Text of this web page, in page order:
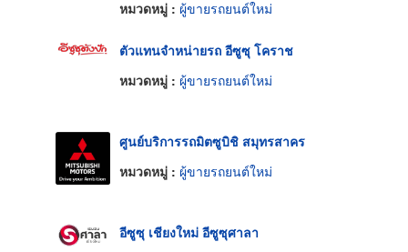
หมวดหมู่ : ผู้ขายรถยนต์ใหม่
ตัวแทนจำหน่ายรถ อีซูซุ โคราช
หมวดหมู่ : ผู้ขายรถยนต์ใหม่
ศูนย์บริการรถมิตซูบิชิ สมุทรสาคร
หมวดหมู่ : ผู้ขายรถยนต์ใหม่
อีซูซุ เชียงใหม่ อีซูซุศาลา